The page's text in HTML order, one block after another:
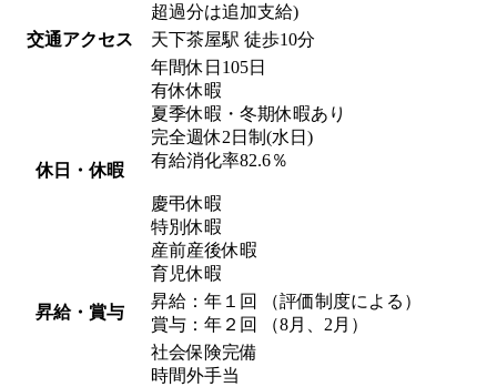
超過分は追加支給)
交通アクセス
天下茶屋駅 徒歩10分
休日・休暇
年間休日105日
有休休暇
夏季休暇・冬期休暇あり
完全週休2日制(水日)
有給消化率82.6％
慶弔休暇
特別休暇
産前産後休暇
育児休暇
昇給・賞与
昇給：年１回 （評価制度による）
賞与：年２回 （8月、2月）
社会保険完備
時間外手当